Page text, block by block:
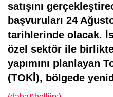
satışını
başvuruları 24
tarihlerinde olacak.
özel sektör ile
yapımını planlayan
(TOKİ), bölgede